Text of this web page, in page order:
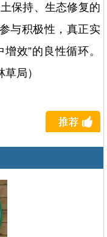
保持、生态修复的
与积极性，真正实
效”的良性循环。
局）